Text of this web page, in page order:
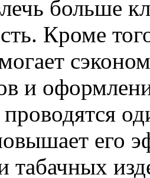
больше
Кроме
и
его
табачных